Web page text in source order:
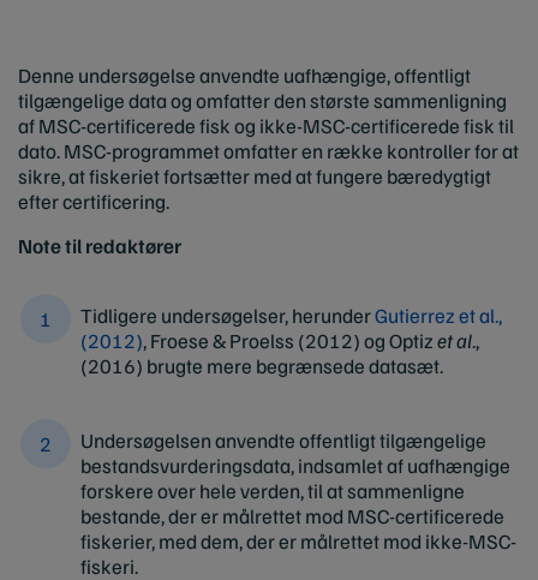
Denne undersøgelse anvendte uafhængige, offentligt
tilgængelige data og omfatter den største sammenligning
af MSC-certificerede fisk og ikke-MSC-certificerede fisk til
dato. MSC-programmet omfatter en række kontroller for at
sikre, at fiskeriet fortsætter med at fungere bæredygtigt
efter certificering.
Note til redaktører
Tidligere undersøgelser, herunderGutierrezet al.,
(2012), Froese & Proelss (2012) og Optizet al.,
(2016) brugte mere begrænsede datasæt.
Undersøgelsen anvendte offentligt tilgængelige
bestandsvurderingsdata, indsamlet af uafhængige
forskere over hele verden, til at sammenligne
bestande, der er målrettet mod MSC-certificerede
fiskerier, med dem, der er målrettet mod ikke-MSC-
fiskeri.